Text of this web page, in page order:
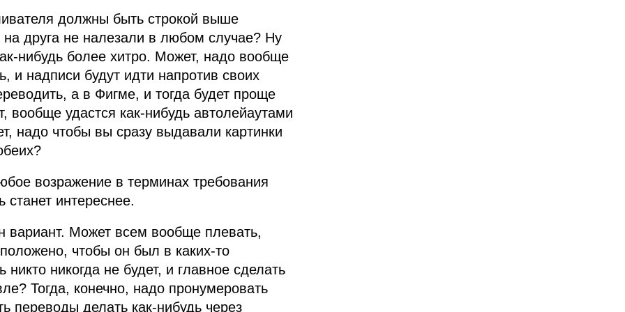
должны быть строкой выше
друга не налезали в любом случае? Ну
более хитро. Может, надо вообще
и надписи будут идти напротив своих
а в Фигме, и тогда будет проще
удастся как‑нибудь автолейаутами
надо чтобы вы сразу выдавали картинки
возражение в терминах требования
станет интереснее.
вариант. Может всем вообще плевать,
чтобы он был в каких‑то
никогда не будет, и главное сделать
Тогда, конечно, надо пронумеровать
делать как‑нибудь через